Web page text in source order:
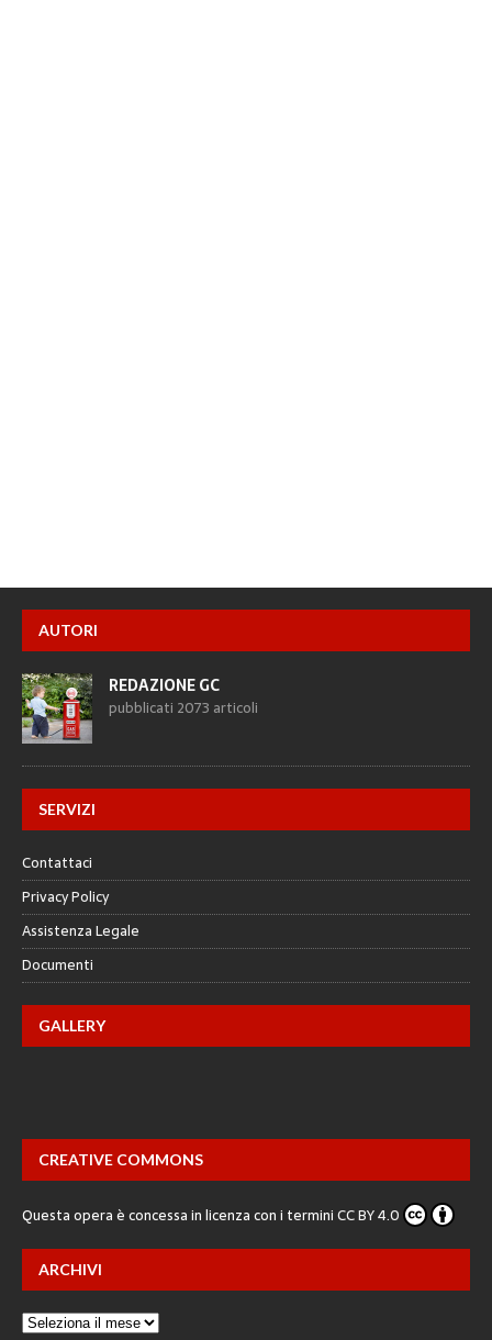
AUTORI
REDAZIONE GC
pubblicati 2073 articoli
SERVIZI
Contattaci
Privacy Policy
Assistenza Legale
Documenti
GALLERY
CREATIVE COMMONS
Questa opera è concessa in licenza con i terminiCC BY 4.0
ARCHIVI